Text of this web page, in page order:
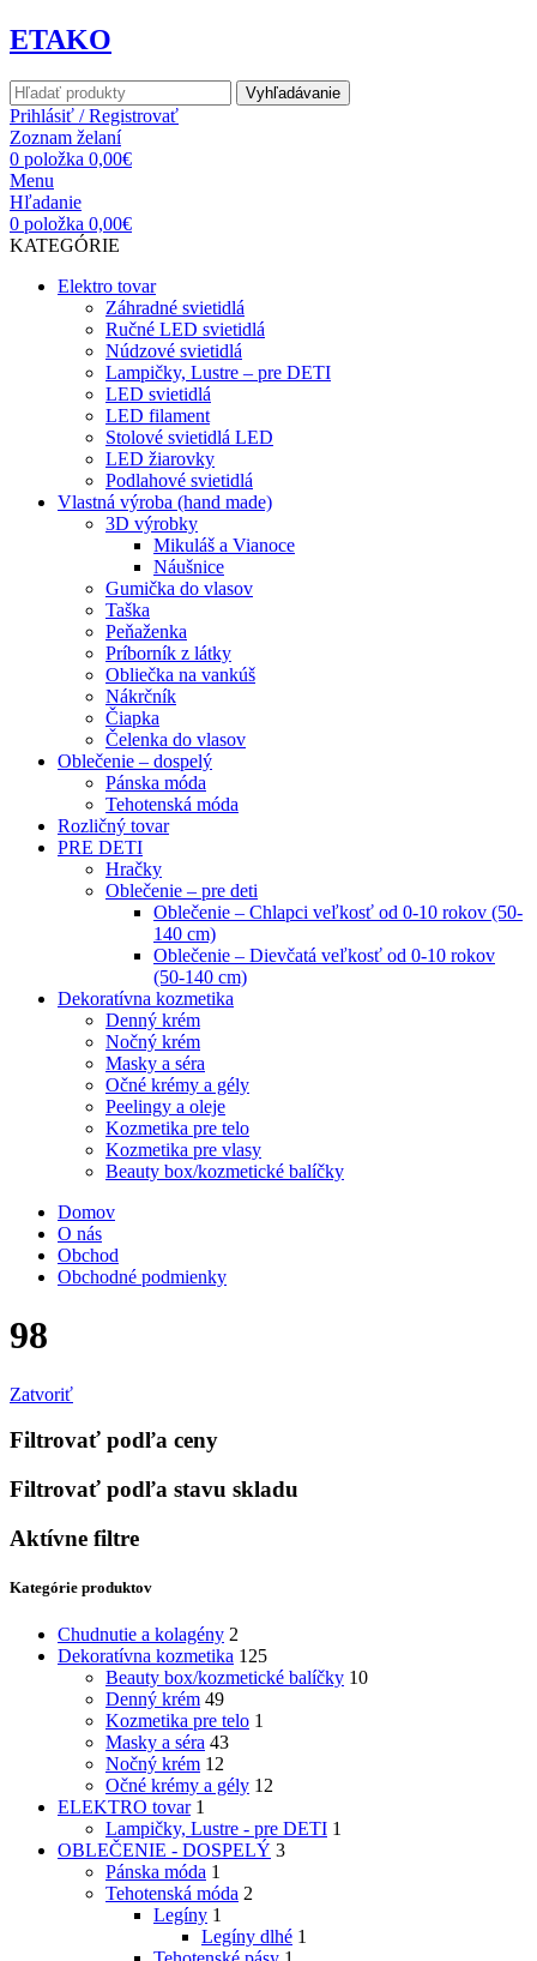
ETAKO
Vyhľadávanie
Prihlásiť / Registrovať
Zoznam želaní
0 položka 0,00€
Menu
Hľadanie
0 položka 0,00€
KATEGÓRIE
Elektro tovar
Záhradné svietidlá
Ručné LED svietidlá
Núdzové svietidlá
Lampičky, Lustre – pre DETI
LED svietidlá
LED filament
Stolové svietidlá LED
LED žiarovky
Podlahové svietidlá
Vlastná výroba (hand made)
3D výrobky
Mikuláš a Vianoce
Náušnice
Gumička do vlasov
Taška
Peňaženka
Príborník z látky
Obliečka na vankúš
Nákrčník
Čiapka
Čelenka do vlasov
Oblečenie – dospelý
Pánska móda
Tehotenská móda
Rozličný tovar
PRE DETI
Hračky
Oblečenie – pre deti
Oblečenie – Chlapci veľkosť od 0-10 rokov (50-
140 cm)
Oblečenie – Dievčatá veľkosť od 0-10 rokov
(50-140 cm)
Dekoratívna kozmetika
Denný krém
Nočný krém
Masky a séra
Očné krémy a gély
Peelingy a oleje
Kozmetika pre telo
Kozmetika pre vlasy
Beauty box/kozmetické balíčky
Domov
O nás
Obchod
Obchodné podmienky
98
Zatvoriť
Filtrovať podľa ceny
Filtrovať podľa stavu skladu
Aktívne filtre
Kategórie produktov
Chudnutie a kolagény 2
Dekoratívna kozmetika 125
Beauty box/kozmetické balíčky 10
Denný krém 49
Kozmetika pre telo 1
Masky a séra 43
Nočný krém 12
Očné krémy a gély 12
ELEKTRO tovar 1
Lampičky, Lustre - pre DETI 1
OBLEČENIE - DOSPELÝ 3
Pánska móda 1
Tehotenská móda 2
Legíny 1
Legíny dlhé 1